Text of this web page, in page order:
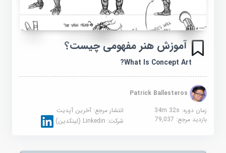
آموزش هنر مفهومی چیست؟
What Is Concept Art?
Patrick Ballesteros
زمان دوره: 34m 32s
انتشار مرجع:آخرین آپدیت
بازدید مرجع:79,037 شرکت:Linkedin (لینکدین)